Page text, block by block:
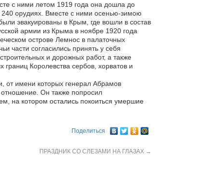
с ними летом 1919 года она дошла до
орудиях. Вместе с ними осенью-зимою
эвакуированы в Крым, где вошли в состав
армии из Крыма в ноябре 1920 года
острове Лемнос в палаточных
части согласились принять у себя
и дорожных работ, а также
Королевства сербов, хорватов и
от имени которых генерал Абрамов
отношение. Он также попросил
на котором остались покоиться умершие
Поделиться
ПРАЗДНИК СО СЛЕЗАМИ НА ГЛАЗАХ →